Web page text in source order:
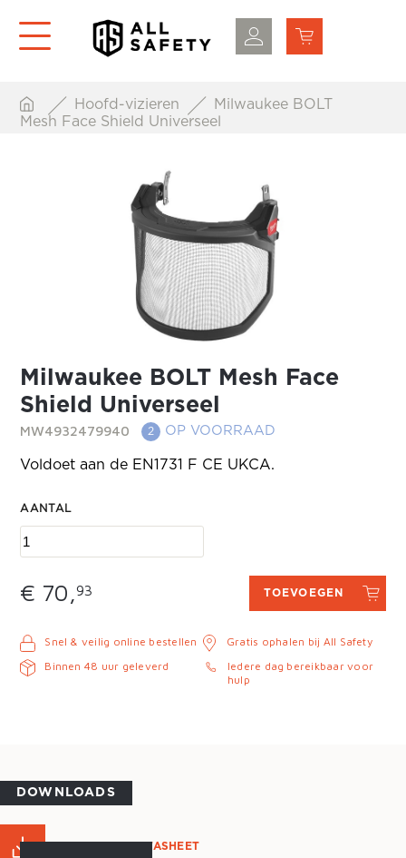
Hoofd-vizieren
Milwaukee BOLT
Mesh Face Shield Universeel
Milwaukee BOLT Mesh Face
Shield Universeel
MW4932479940 2 OP VOORRAAD
Voldoet aan de EN1731 F CE UKCA.
AANTAL
€ 70,93 TOEVOEGEN
Snel & veilig online bestellen
Binnen 48 uur geleverd
Gratis ophalen bij All Safety
Iedere dag bereikbaar voor
hulp
DOWNLOADS
PRODUCT DATASHEET